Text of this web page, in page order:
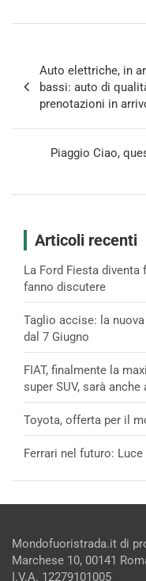
articoli
Auto elettriche, in
bassi: auto di
prenotazioni in
Piaggio Ciao,
Articoli recenti
La Ford Fiesta
fanno discutere
Taglio accise: la
dal 7 Giugno
FIAT, finalmente la
super SUV, sarà anche
Toyota, offerta per il
Ferrari nel futuro:
Mondofuoristrada.it di
Marchese 10, 00141
I.V.A. 12279101005